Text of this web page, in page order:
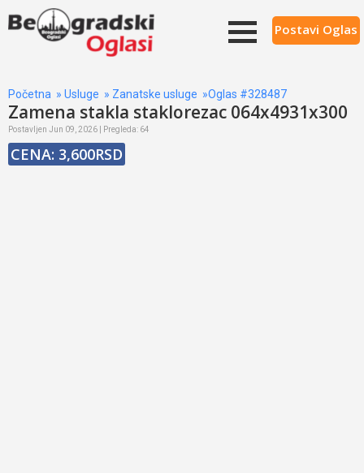
Postavi Oglas
Početna » Usluge » Zanatske usluge »Oglas #328487
Zamena stakla staklorezac 064x4931x300
Postavljen Jun 09, 2026 | Pregleda: 64
CENA: 3,600RSD